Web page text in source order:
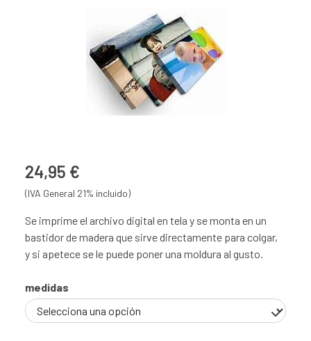
24,95 €
(IVA General 21% incluido)
Se imprime el archivo digital en tela y se monta en un
bastidor de madera que sirve directamente para colgar,
y si apetece se le puede poner una moldura al gusto.
medidas